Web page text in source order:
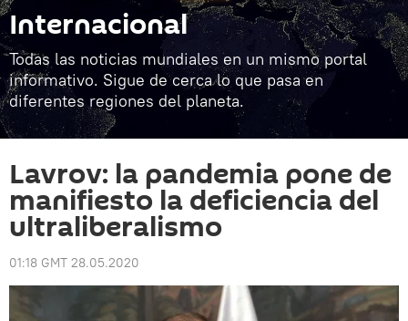
Internacional
Todas las noticias mundiales en un mismo portal
informativo. Sigue de cerca lo que pasa en
diferentes regiones del planeta.
Lavrov: la pandemia pone de
manifiesto la deficiencia del
ultraliberalismo
01:18 GMT 28.05.2020